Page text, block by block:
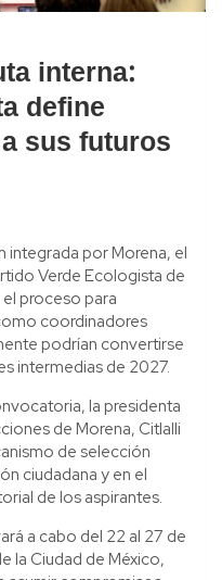
interna:
define
sus futuros
integrada por Morena, el
Verde Ecologista de
proceso para
coordinadores
podrían convertirse
intermedias de 2027.
la presidenta
de Morena, Citlalli
de selección
ciudadana y en el
de los aspirantes.
a cabo del 22 al 27 de
la Ciudad de México,